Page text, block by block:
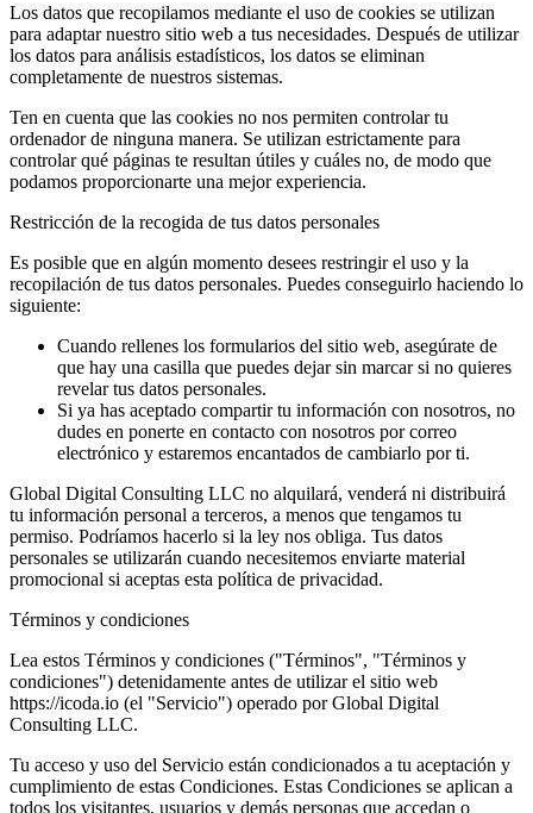
Los datos que recopilamos mediante el uso de cookies se utilizan
para adaptar nuestro sitio web a tus necesidades. Después de utilizar
los datos para análisis estadísticos, los datos se eliminan
completamente de nuestros sistemas.
Ten en cuenta que las cookies no nos permiten controlar tu
ordenador de ninguna manera. Se utilizan estrictamente para
controlar qué páginas te resultan útiles y cuáles no, de modo que
podamos proporcionarte una mejor experiencia.
Restricción de la recogida de tus datos personales
Es posible que en algún momento desees restringir el uso y la
recopilación de tus datos personales. Puedes conseguirlo haciendo lo
siguiente:
Cuando rellenes los formularios del sitio web, asegúrate de
que hay una casilla que puedes dejar sin marcar si no quieres
revelar tus datos personales.
Si ya has aceptado compartir tu información con nosotros, no
dudes en ponerte en contacto con nosotros por correo
electrónico y estaremos encantados de cambiarlo por ti.
Global Digital Consulting LLC no alquilará, venderá ni distribuirá
tu información personal a terceros, a menos que tengamos tu
permiso. Podríamos hacerlo si la ley nos obliga. Tus datos
personales se utilizarán cuando necesitemos enviarte material
promocional si aceptas esta política de privacidad.
Términos y condiciones
Lea estos Términos y condiciones ("Términos", "Términos y
condiciones") detenidamente antes de utilizar el sitio web
https://icoda.io (el "Servicio") operado por Global Digital
Consulting LLC.
Tu acceso y uso del Servicio están condicionados a tu aceptación y
cumplimiento de estas Condiciones. Estas Condiciones se aplican a
todos los visitantes, usuarios y demás personas que accedan o